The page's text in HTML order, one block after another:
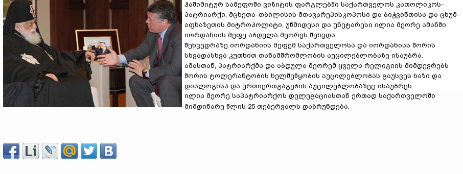
ჰაშიმიტურ სამეფოში ვიზიტის ფარგლებში საქართველოს კათოლიკოს-
პატრიარქი, მცხეთა-თბილისის მთავარეპისკოპოსი და ბიჭვინთისა და ცხუმ-
აფხაზეთის მიტროპოლიტი, უწმიდესი და უნეტარესი ილია მეორე ამანში
იორდანიის მეფე აბდულა მეორეს შეხვდა.
შეხვედრაზე იორდანიის მეფემ საქართველოსა და იორდანიას შორის
სხვადასხვა კუთხით თანამშრომლობის აუცილებლობაზე ისაუბრა.
ამასთან, პატრიარქმა და აბდულა მეორემ ყველა რელიგიის მიმდევრებს
შორის ტოლერანტობის ხელშეწყობის აუცილებლობას გაუსვეს ხაზი და
დიალოგისა და ურთიერთგაგების აუცილებლობაზეც ისაუბრეს.
ილია მეორე საპატრიარქოს დელეგაციასთან ერთად საქართველოში
მიმდინარე წლის 25 თებერვალს დაბრუნდება.